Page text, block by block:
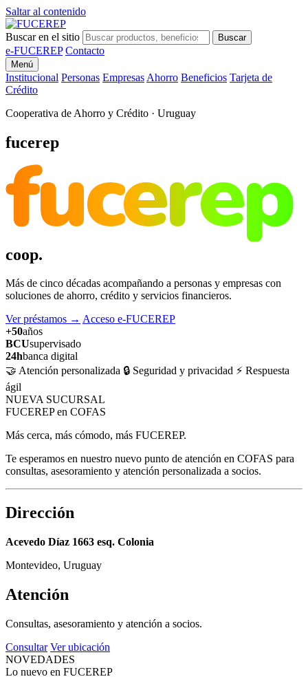
Saltar al contenido
Buscar en el sitio Buscar
e-FUCEREP Contacto
Menú
Institucional Personas Empresas Ahorro Beneficios Tarjeta de
Crédito
Cooperativa de Ahorro y Crédito · Uruguay
fucerep
fucerep
coop.
Más de cinco décadas acompañando a personas y empresas con
soluciones de ahorro, crédito y servicios financieros.
Ver préstamos → Acceso e-FUCEREP
+50años
BCUsupervisado
24hbanca digital
🤝 Atención personalizada 🔒 Seguridad y privacidad ⚡ Respuesta
ágil
NUEVA SUCURSAL
FUCEREP en COFAS
Más cerca, más cómodo, más FUCEREP.
Te esperamos en nuestro nuevo punto de atención en COFAS para
consultas, asesoramiento y atención personalizada a socios.
Dirección
Acevedo Díaz 1663 esq. Colonia
Montevideo, Uruguay
Atención
Consultas, asesoramiento y atención a socios.
Consultar Ver ubicación
NOVEDADES
Lo nuevo en FUCEREP